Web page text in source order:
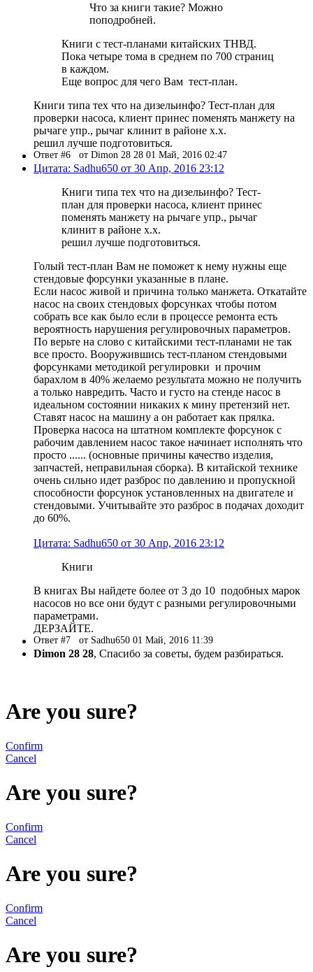
Что за книги такие? Можно
поподробней.
Книги с тест-планами китайских ТНВД.
Пока четыре тома в среднем по 700 страниц
в каждом.
Еще вопрос для чего Вам тест-план.
Книги типа тех что на дизельинфо? Тест-план для
проверки насоса, клиент принес поменять манжету на
рычаге упр., рычаг клинит в районе х.х.
решил лучше подготовиться.
Ответ #6 от Dimon 28 28 01 Май, 2016 02:47
Цитата: Sadhu650 от 30 Апр, 2016 23:12
Книги типа тех что на дизельинфо? Тест-
план для проверки насоса, клиент принес
поменять манжету на рычаге упр., рычаг
клинит в районе х.х.
решил лучше подготовиться.
Голый тест-план Вам не поможет к нему нужны еще
стендовые форсунки указанные в плане.
Если насос живой и причина только манжета. Откатайте
насос на своих стендовых форсунках чтобы потом
собрать все как было если в процессе ремонта есть
вероятность нарушения регулировочных параметров.
По верьте на слово с китайскими тест-планами не так
все просто. Вооружившись тест-планом стендовыми
форсунками методикой регулировки и прочим
барахлом в 40% желаемо результата можно не получить
а только навредить. Часто и густо на стенде насос в
идеальном состоянии никаких к мину претензий нет.
Ставят насос на машину а он работает как прялка.
Проверка насоса на штатном комплекте форсунок с
рабочим давлением насос такое начинает исполнять что
просто ...... (основные причины качество изделия,
запчастей, неправильная сборка). В китайской технике
очень сильно идет разброс по давлению и пропускной
способности форсунок установленных на двигателе и
стендовыми. Учитывайте это разброс в подачах доходит
до 60%.
Цитата: Sadhu650 от 30 Апр, 2016 23:12
Книги
В книгах Вы найдете более от 3 до 10 подобных марок
насосов но все они будут с разными регулировочными
параметрами.
ДЕРЗАЙТЕ.
Ответ #7 от Sadhu650 01 Май, 2016 11:39
Dimon 28 28, Спасибо за советы, будем разбираться.
Are you sure?
Confirm
Cancel
Are you sure?
Confirm
Cancel
Are you sure?
Confirm
Cancel
Are you sure?